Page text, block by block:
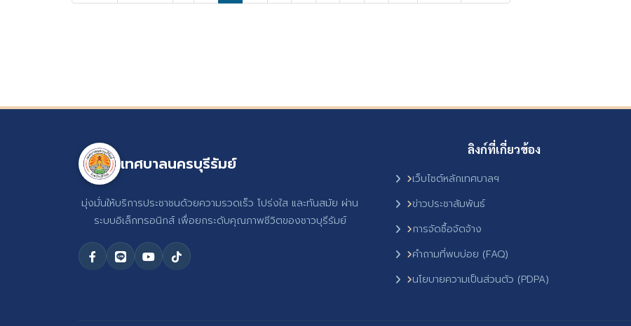
เทศบาลนครบุรีรัมย์
มุ่งมั่นให้บริการประชาชนด้วยความรวดเร็ว โปร่งใส และทันสมัย ผ่าน
ระบบอิเล็กทรอนิกส์ เพื่อยกระดับคุณภาพชีวิตของชาวบุรีรัมย์
ลิงก์ที่เกี่ยวข้อง
เว็บไซต์หลักเทศบาลฯ
ข่าวประชาสัมพันธ์
การจัดซื้อจัดจ้าง
คำถามที่พบบ่อย (FAQ)
นโยบายความเป็นส่วนตัว (PDPA)